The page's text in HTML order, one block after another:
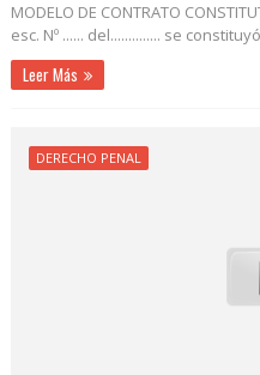
MODELO DE CONTRATO
esc. Nº ...... del.............. se
Leer Más
DERECHO PENAL